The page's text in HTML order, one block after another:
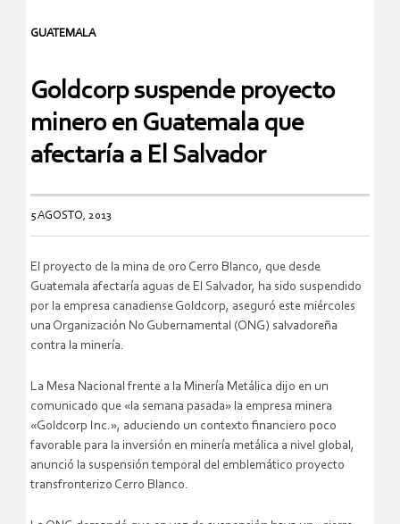
GUATEMALA
Goldcorp suspende proyecto
minero en Guatemala que
afectaría a El Salvador
5 AGOSTO, 2013
El proyecto de la mina de oro Cerro Blanco, que desde
Guatemala afectaría aguas de El Salvador, ha sido suspendido
por la empresa canadiense Goldcorp, aseguró este miércoles
una Organización No Gubernamental (ONG) salvadoreña
contra la minería.
La Mesa Nacional frente a la Minería Metálica dijo en un
comunicado que «la semana pasada» la empresa minera
«Goldcorp Inc.», aduciendo un contexto financiero poco
favorable para la inversión en minería metálica a nivel global,
anunció la suspensión temporal del emblemático proyecto
transfronterizo Cerro Blanco.